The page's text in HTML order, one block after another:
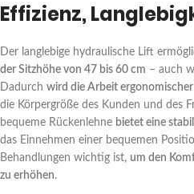
Effizienz,
Der langlebige hydraulische Lift
der Sitzhöhe von 47 bis 60 cm – auch
Dadurch wird die Arbeit ergonomischer
die Körpergröße des Kunden und des
bequeme Rückenlehne bietet eine
das Einnehmen einer bequemen
Behandlungen wichtig ist, um den
zu erhöhen.